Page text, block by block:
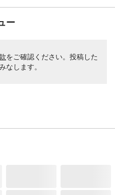
ー
をご確認ください。投稿した
なします。